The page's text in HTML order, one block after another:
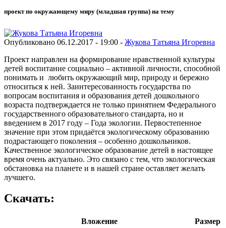
проект по окружающему миру (младшая группа) на тему
Опубликовано 06.12.2017 - 19:00 - Жукова Татьяна Игоревна
Проект направлен на формирование нравственной культуры
детей воспитание социально – активной личности, способной
понимать и любить окружающий мир, природу и бережно
относиться к ней. Заинтересованность государства по
вопросам воспитания и образования детей дошкольного
возраста подтверждается не только принятием Федерального
государственного образовательного стандарта, но и
введением в 2017 году – Года экологии. Первостепенное
значение при этом придаётся экологическому образованию
подрастающего поколения – особенно дошкольников.
Качественное экологическое образование детей в настоящее
время очень актуально. Это связано с тем, что экологическая
обстановка на планете и в нашей стране оставляет желать
лучшего.
Скачать:
Вложение
Размер